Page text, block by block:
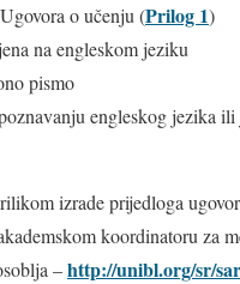
o učenju (Prilog 1)
na engleskom jeziku
pismo
engleskog jezika
izrade prijedloga
koordinatoru za
–http://unibl.org/sr/